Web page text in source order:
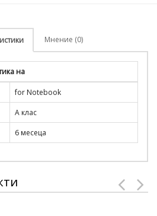
Мнение (0)
на
for Notebook
А клас
6 месеца